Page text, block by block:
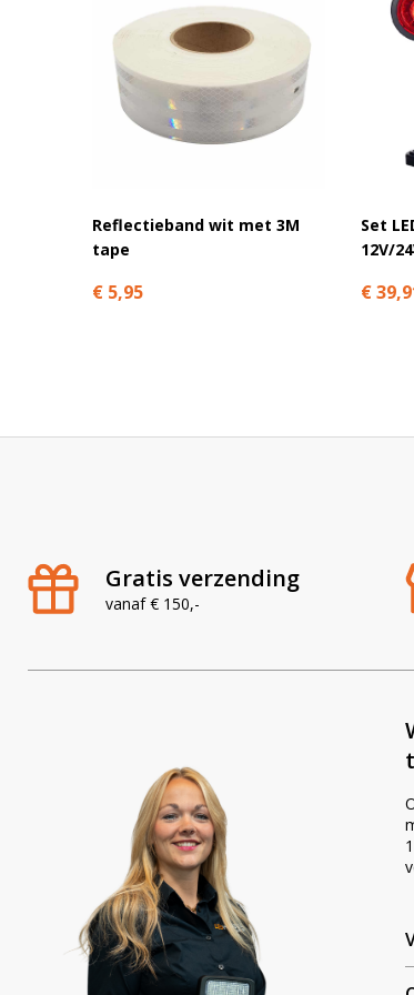
Shops(4,7/5) ofKiyoh(9,1/10).
Reflectieband wit met 3M
tape
€ 5,95
Set
12V/
€
Gratis verzending
vanaf € 150,-